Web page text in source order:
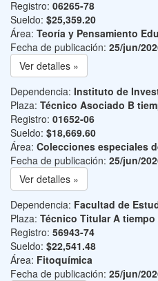
Registro: 06265-78
Sueldo: $25,359.20
Área: Teoría y Pensamiento
Fecha de publicación: 25/jun/
Ver detalles »
Dependencia: Instituto de
Plaza: Técnico Asociado B
Registro: 01652-06
Sueldo: $18,669.60
Área: Colecciones especiales
Fecha de publicación: 25/jun/
Ver detalles »
Dependencia: Facultad de
Plaza: Técnico Titular A
Registro: 56943-74
Sueldo: $22,541.48
Área: Fitoquímica
Fecha de publicación: 25/jun/